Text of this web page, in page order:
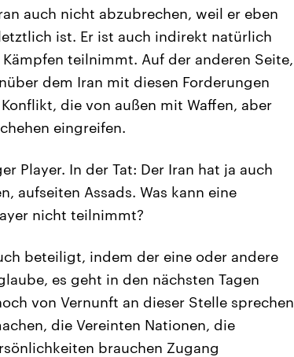
auch nicht abzubrechen, weil er eben
ist. Er ist auch indirekt natürlich
teilnimmt. Auf der anderen Seite,
dem Iran mit diesen Forderungen
die von außen mit Waffen, aber
eingreifen.
Player. In der Tat: Der Iran hat ja auch
aufseiten Assads. Was kann eine
nicht teilnimmt?
beteiligt, indem der eine oder andere
es geht in den nächsten Tagen
von Vernunft an dieser Stelle sprechen
die Vereinten Nationen, die
brauchen Zugang